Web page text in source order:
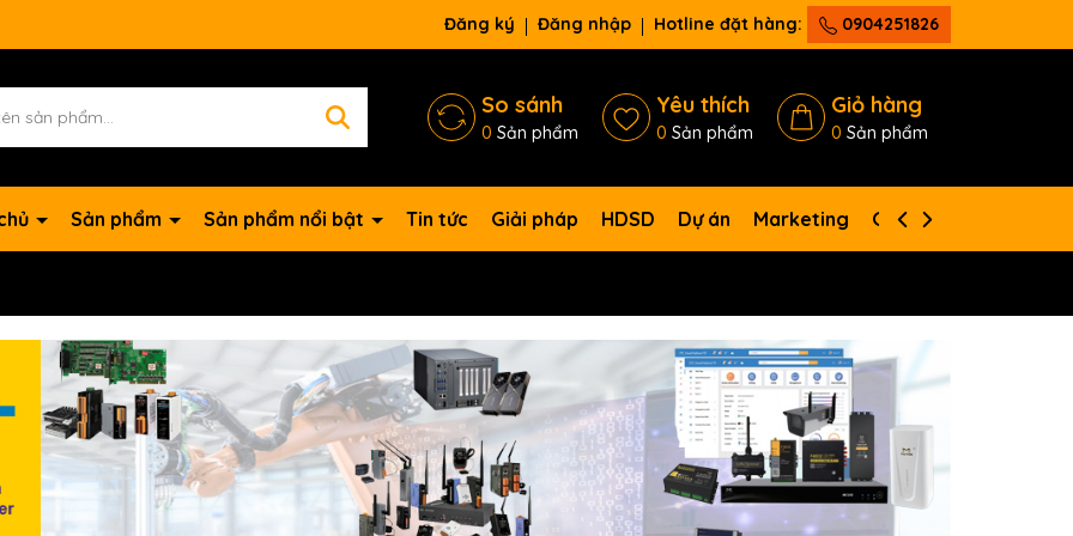
Đăng ký Đăng nhập Hotline đặt hàng: 0904251826
So sánh
0 Sản phẩm
Yêu thích
0 Sản phẩm
Giỏ hàng
0 Sản phẩm
Sản phẩm Sản phẩm nổi bật Tin tức Giải pháp HDSD Dự án Marketing Giới thiệu